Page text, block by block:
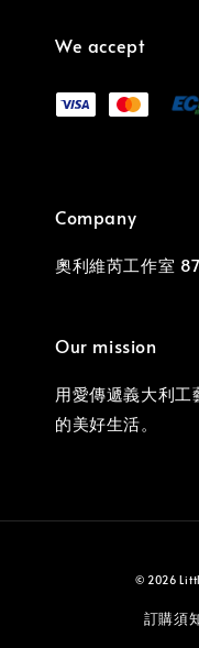
We accept
Company
奧利維芮工作室
Our mission
用愛傳遞義大利
的美好生活。
© 2026
訂購須